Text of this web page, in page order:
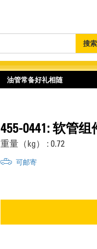
搜索
油管常备好礼相随
455-0441: 软管组
重量（kg） : 0.72
可邮寄